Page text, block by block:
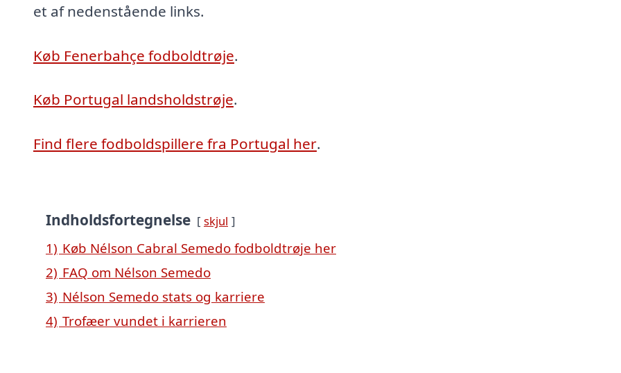
et af nedenstående links.
Køb Fenerbahçe fodboldtrøje.
Køb Portugal landsholdstrøje.
Find flere fodboldspillere fra Portugal her.
Indholdsfortegnelse skjul
1) Køb Nélson Cabral Semedo fodboldtrøje her
2) FAQ om Nélson Semedo
3) Nélson Semedo stats og karriere
4) Trofæer vundet i karrieren